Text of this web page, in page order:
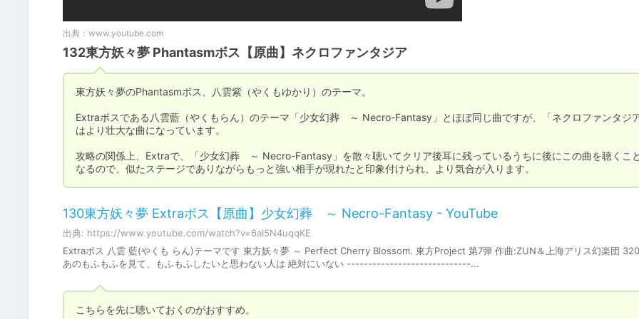
出典： www.youtube.com
132東方妖々夢 Phantasmボス【原曲】ネクロファンタジア
東方妖々夢のPhantasmボス、八雲紫（やくもゆかり）のテーマ。
Extraボスである八雲藍（やくもらん）のテーマ「少女幻葬　～ Necro-Fantasy」とほぼ同じ曲ですが、「ネクロファンタジア
はより壮大な曲になっています。
攻略の関係上、Extraで、「少女幻葬　～ Necro-Fantasy」を散々聴いてクリア後耳に残っているうちに後にこの曲を聴くこ
なるので、似たステージでありながらもっと強い相手が現れたと印象付けられ、より気合が入ります。
130東方妖々夢 Extraボス【原曲】少女幻葬 ～ Necro-Fantasy - YouTube
出典: https://www.youtube.com/watch?v=6aI5N4uqqKE
Extraボス 八雲 藍(やくも らん)テーマです 東方妖々夢 ～ Perfect Cherry Blossom. 東方Project 第7弾 作曲:ZUN＆上海アリス幻楽団
あのもふもふを見て、もふもふしたいと思わない人は 絶対にいない -----------------------------...
こちらを先に聴いておくのがおすすめ。